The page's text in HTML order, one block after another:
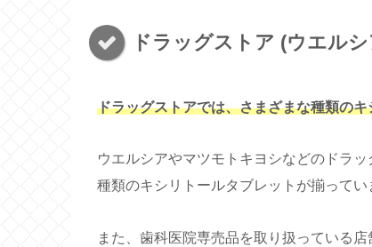
ドラッグストア (ウエル
ドラッグストアでは、さまざまな種類の
ウエルシアやマツモトキヨシなどのドラ
種類のキシリトールタブレットが揃ってい
また、歯科医院専売品を取り扱っている